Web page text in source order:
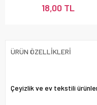
18,00 TL
ÜRÜN ÖZELLIKLERI
Çeyizlik ve ev tekstili